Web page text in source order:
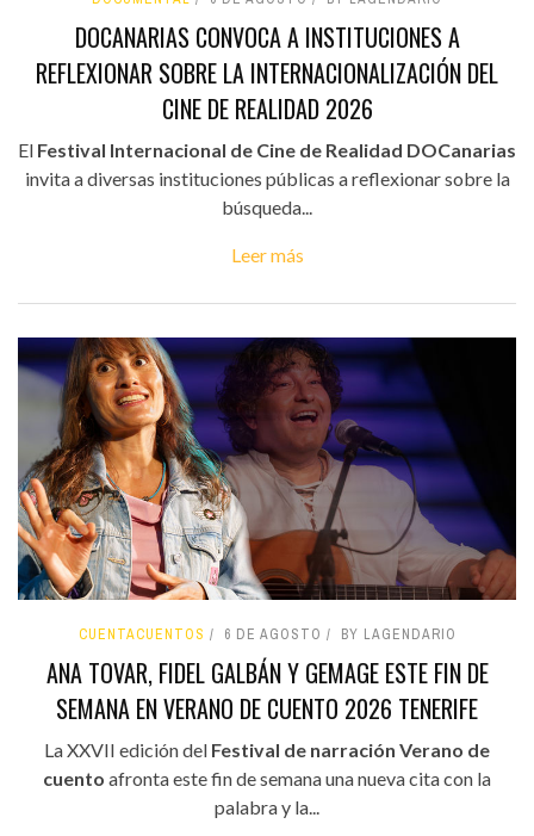
DOCANARIAS CONVOCA A INSTITUCIONES A
REFLEXIONAR SOBRE LA INTERNACIONALIZACIÓN DEL
CINE DE REALIDAD 2026
El Festival Internacional de Cine de Realidad DOCanarias
invita a diversas instituciones públicas a reflexionar sobre la
búsqueda...
Leer más
CUENTACUENTOS 6 DE AGOSTO BY LAGENDARIO
ANA TOVAR, FIDEL GALBÁN Y GEMAGE ESTE FIN DE
SEMANA EN VERANO DE CUENTO 2026 TENERIFE
La XXVII edición del Festival de narración Verano de
cuento afronta este fin de semana una nueva cita con la
palabra y la...